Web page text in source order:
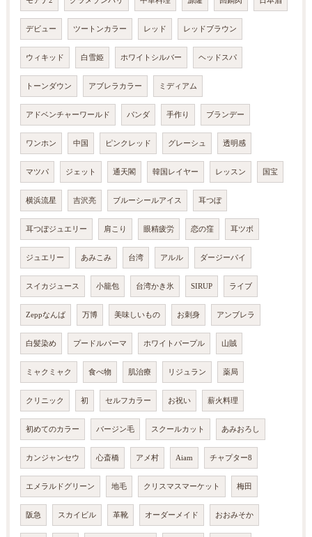
デビュー ツートンカラー レッド レッドブラウン
ウィキッド 白雪姫 ホワイトシルバー ヘッドスパ
トーンダウン アブレラカラー ミディアム
アドベンチャーワールド パンダ 手作り ブランデー
ワンホン 中国 ピンクレッド グレーシュ 透明感
マツパ ジェット 通天閣 韓国レイヤー レッスン 国宝
横浜流星 吉沢亮 ブルーシールアイス 耳つぼ
耳つぼジュエリー 肩こり 眼精疲労 恋の窪 耳ツボ
ジュエリー あみこみ 台湾 アルル ダージーパイ
スイカジュース 小籠包 台湾かき氷 SIRUP ライブ
Zeppなんば 万博 美味しいもの お刺身 アンブレラ
白髪染め プードルパーマ ホワイトパープル 山賊
ミャクミャク 食べ物 肌治療 リジュラン 薬局
クリニック 初 セルフカラー お祝い 薪火料理
初めてのカラー バージン毛 スクールカット あみおろし
カンジャンセウ 心斎橋 アメ村 Aiam チャプター8
エメラルドグリーン 地毛 クリスマスマーケット 梅田
阪急 スカイビル 革靴 オーダーメイド おおみそか